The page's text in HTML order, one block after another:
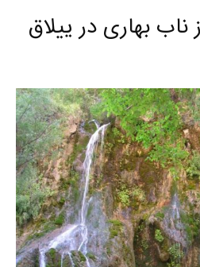
ناب بهاری در ییلاق